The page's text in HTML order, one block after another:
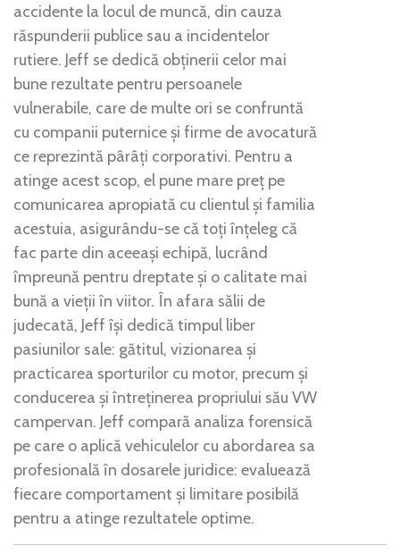
accidente la locul de muncă, din cauza
răspunderii publice sau a incidentelor
rutiere. Jeff se dedică obținerii celor mai
bune rezultate pentru persoanele
vulnerabile, care de multe ori se confruntă
cu companii puternice și firme de avocatură
ce reprezintă pârâți corporativi. Pentru a
atinge acest scop, el pune mare preț pe
comunicarea apropiată cu clientul și familia
acestuia, asigurându-se că toți înțeleg că
fac parte din aceeași echipă, lucrând
împreună pentru dreptate și o calitate mai
bună a vieții în viitor. În afara sălii de
judecată, Jeff își dedică timpul liber
pasiunilor sale: gătitul, vizionarea și
practicarea sporturilor cu motor, precum și
conducerea și întreținerea propriului său VW
campervan. Jeff compară analiza forensică
pe care o aplică vehiculelor cu abordarea sa
profesională în dosarele juridice: evaluează
fiecare comportament și limitare posibilă
pentru a atinge rezultatele optime.